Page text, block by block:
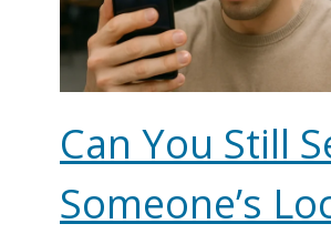
Can You Still
Someone’s